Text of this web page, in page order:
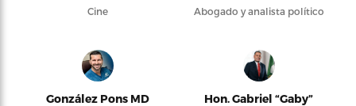
Cine Abogado y analista político
González Pons MD
Hon. Gabriel “Gaby”